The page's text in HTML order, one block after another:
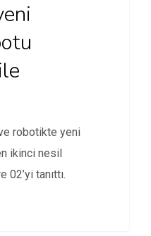
robotikte yeni
ikinci nesil
02’yi tanıttı.